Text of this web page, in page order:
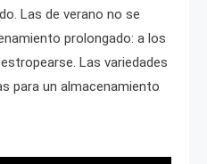
Las de verano no se
prolongado: a los
Las variedades
para un almacenamiento